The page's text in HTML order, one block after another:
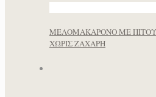
ΜΕΛΟΜΑΚΑΡΟΝΟ ΜΕ
ΧΩΡΙΣ ΖΑΧΑΡΗ